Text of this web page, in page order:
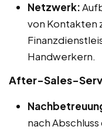
Netzwerk:
von Kontakten
Handwerkern.
After-Sales-
nach